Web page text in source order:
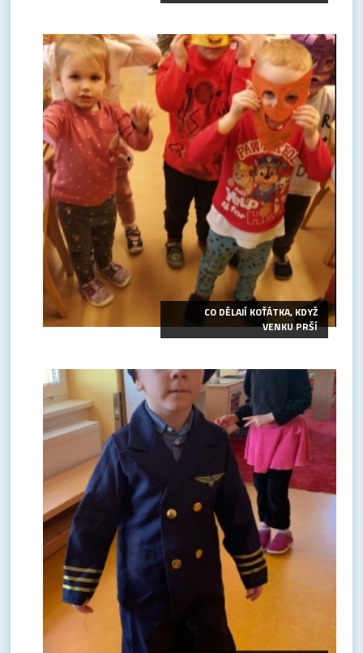
CO DĚLAJÍ KOŤÁTKA, KDYŽ
VENKU PRŠÍ